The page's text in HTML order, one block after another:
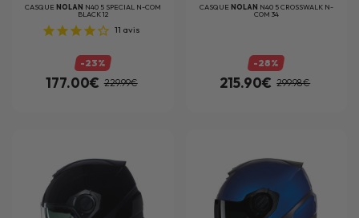
CASQUE NOLAN N40 5 SPECIAL N-COM
BLACK 12
11 avis
-23%
177.00€ 229.99€
CASQUE NOLAN N40 5 CROSSWALK N-
COM 34
-28%
215.90€ 299.98€